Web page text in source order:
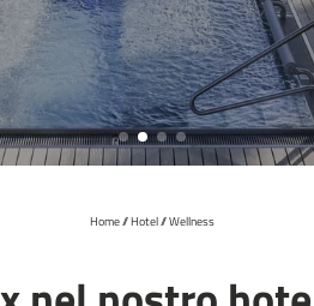
Home//Hotel//Wellness